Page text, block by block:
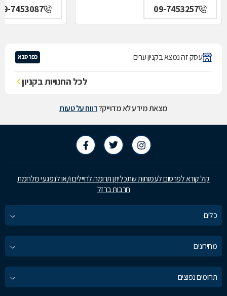
09-7453257
7453087
עסק זה נמצא בקניון ערים כפר סבא
לכל החנויות בקניון
מצאת מידע לא מדוייק?דווח על טעות
קול קורא לפרסום לעמותות שתכליתן תרומה לחיילים ו/או לנפגעי מלחמת
חרבות ברזל
כלים
מחירונים
תחומים נפוצים